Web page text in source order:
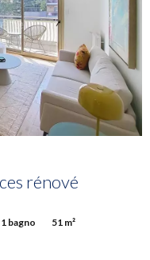
rénové
1 bagno 51 m²